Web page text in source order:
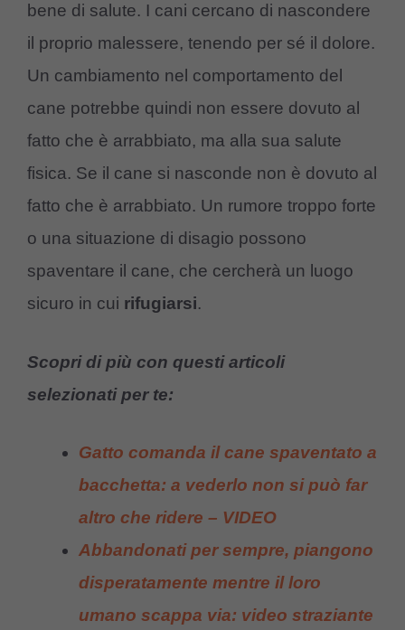
bene di salute. I cani cercano di nascondere
il proprio malessere, tenendo per sé il dolore.
Un cambiamento nel comportamento del
cane potrebbe quindi non essere dovuto al
fatto che è arrabbiato, ma alla sua salute
fisica. Se il cane si nasconde non è dovuto al
fatto che è arrabbiato. Un rumore troppo forte
o una situazione di disagio possono
spaventare il cane, che cercherà un luogo
sicuro in cui rifugiarsi.
Scopri di più con questi articoli
selezionati per te:
Gatto comanda il cane spaventato a
bacchetta: a vederlo non si può far
altro che ridere – VIDEO
Abbandonati per sempre, piangono
disperatamente mentre il loro
umano scappa via: video straziante